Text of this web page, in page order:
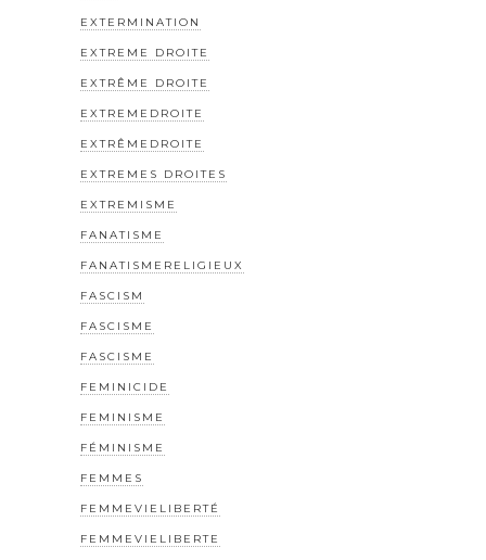
EXTERMINATION
EXTREME DROITE
EXTRÊME DROITE
EXTREMEDROITE
EXTRÊMEDROITE
EXTREMES DROITES
EXTREMISME
FANATISME
FANATISMERELIGIEUX
FASCISM
FASCISME
FASCISME
FEMINICIDE
FEMINISME
FÉMINISME
FEMMES
FEMMEVIELIBERTÉ
FEMMEVIELIBERTE